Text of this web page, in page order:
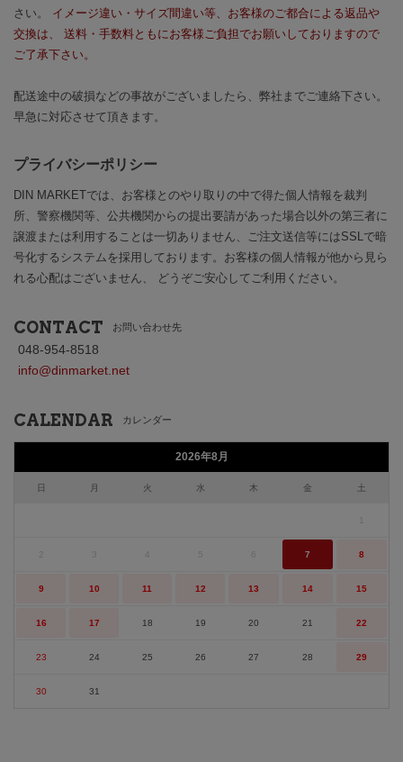
さい。 イメージ違い・サイズ間違い等、お客様のご都合による返品や
交換は、 送料・手数料ともにお客様ご負担でお願いしておりますので
ご了承下さい。
配送途中の破損などの事故がございましたら、弊社までご連絡下さい。
早急に対応させて頂きます。
プライバシーポリシー
DIN MARKETでは、お客様とのやり取りの中で得た個人情報を裁判
所、警察機関等、公共機関からの提出要請があった場合以外の第三者に
譲渡または利用することは一切ありません、ご注文送信等にはSSLで暗
号化するシステムを採用しております。お客様の個人情報が他から見ら
れる心配はございません、 どうぞご安心してご利用ください。
CONTACT お問い合わせ先
048-954-8518
info@dinmarket.net
CALENDAR カレンダー
2026年8月
日 月 火 水 木 金 土
5 7 8
9 10 11 12 13 14 15
16 17 18 19 20 21 22
23 24 25 26 27 28 29
30 31